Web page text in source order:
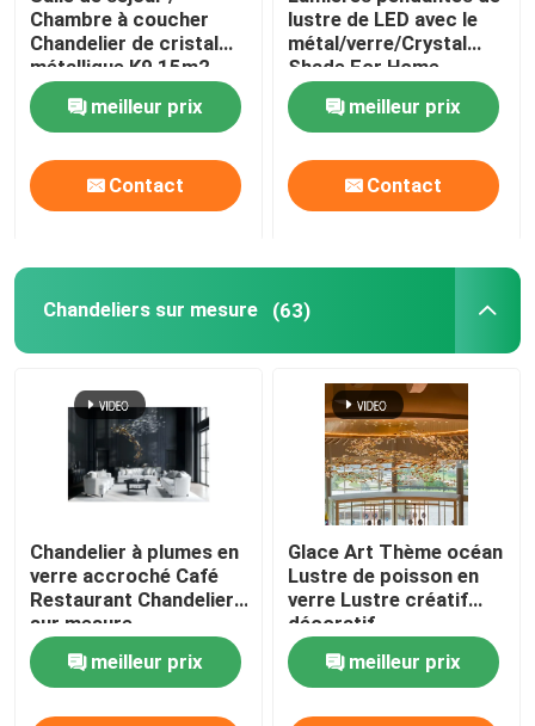
Chambre à coucher
Chandelier de cristal
métallique K9 15m2 -
30m2 111V ~ 240V
meilleur prix
Contact
lustre de LED avec le
métal/verre/Crystal
Shade For Home
Decoration
meilleur prix
Contact
Chandeliers sur mesure (63)
Chandelier à plumes en
verre accroché Café
Restaurant Chandelier
sur mesure
meilleur prix
Glace Art Thème océan
Lustre de poisson en
verre Lustre créatif
décoratif
meilleur prix